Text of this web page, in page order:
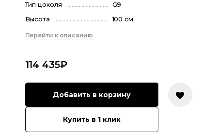
Тип цоколя
G9
Высота
100 см
Перейти к описанию
114 435₽
Добавить в корзину
Купить в 1 клик